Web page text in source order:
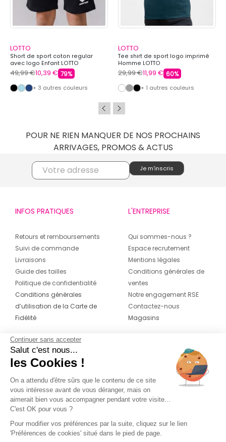
LOTTO
Short de sport coton regular
avec logo Enfant LOTTO
49,99 €10,39 € 79%
+ 3 autres couleurs
LOTTO
Tee shirt de sport logo imprimé
Homme LOTTO
29,99 €11,99 € 60%
+ 1 autres couleurs
POUR NE RIEN MANQUER DE NOS PROCHAINS
ARRIVAGES, PROMOS & ACTUS
INFOS PRATIQUES
Retours et remboursements
Suivi de commande
Livraisons
Guide des tailles
Politique de confidentialité
Conditions générales
d’utilisation de la Carte de
Fidélité
L'ENTREPRISE
Qui sommes-nous ?
Espace recrutement
Mentions légales
Conditions générales de
ventes
Notre engagement RSE
Contactez-nous
Magasins
CONTACT
04 42 20 78 42
Du lundi au jeudi de 8h30 à 16h30 & le
vendredi de 8h30 à 15h30
Continuer sans accepter
Salut c'est nous...
les Cookies !
On a attendu d'être sûrs que le contenu de ce site
vous intéresse avant de vous déranger, mais on
aimerait bien vous accompagner pendant votre visite...
C'est OK pour vous ?
Pour modifier vos préférences par la suite, cliquez sur le lien
'Préférences de cookies' situé dans le pied de page.